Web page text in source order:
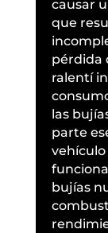
causar
que
pérdida
ralentí
las
parte
bujías